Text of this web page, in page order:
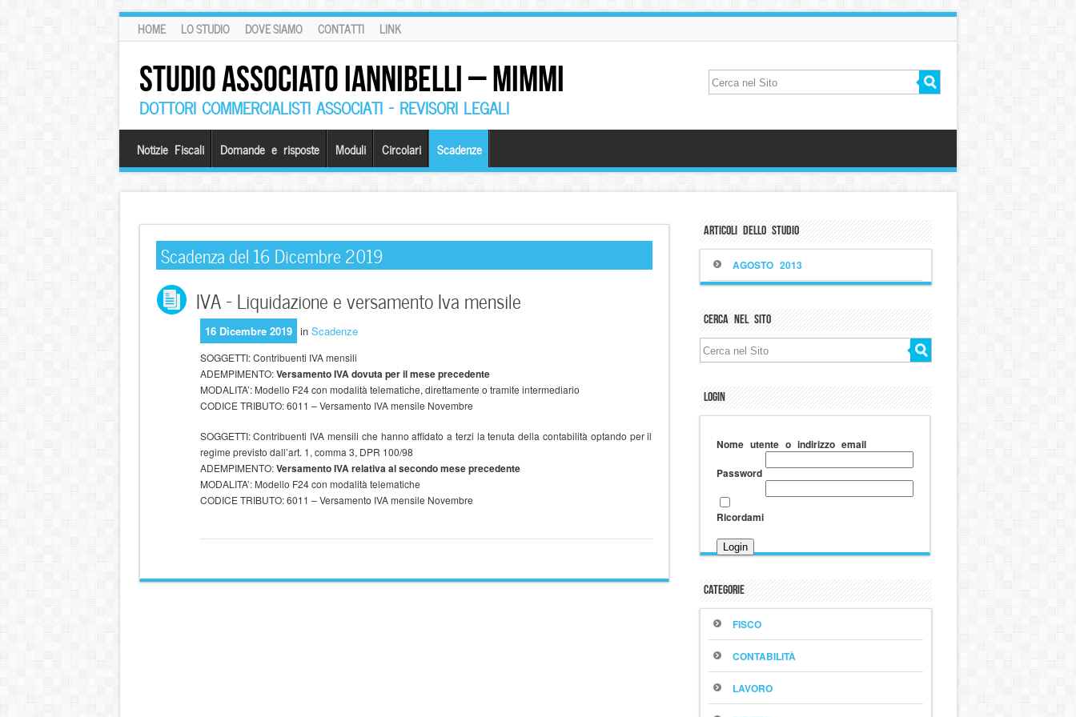
HOME LO STUDIO DOVE SIAMO CONTATTI LINK
STUDIO ASSOCIATO IANNIBELLI – MIMMI
DOTTORI COMMERCIALISTI ASSOCIATI – REVISORI LEGALI
Notizie Fiscali Domande e risposte Moduli Circolari Scadenze
Scadenza del 16 Dicembre 2019
IVA – Liquidazione e versamento Iva mensile
16 Dicembre 2019 in Scadenze
SOGGETTI: Contribuenti IVA mensili
ADEMPIMENTO:Versamento IVA dovuta per il mese precedente
MODALITA’: Modello F24 con modalità telematiche, direttamente o tramite intermediario
CODICE TRIBUTO: 6011 – Versamento IVA mensile Novembre
SOGGETTI: Contribuenti IVA mensili che hanno affidato a terzi la tenuta della contabilità optando per il
regime previsto dall’art. 1, comma 3, DPR 100/98
ADEMPIMENTO:Versamento IVA relativa al secondo mese precedente
MODALITA’: Modello F24 con modalità telematiche
CODICE TRIBUTO: 6011 – Versamento IVA mensile Novembre
Articoli dello Studio
AGOSTO 2013
Cerca nel sito
Login
Nome utente o indirizzo email
Password
Ricordami
Categorie
FISCO
CONTABILITÀ
LAVORO